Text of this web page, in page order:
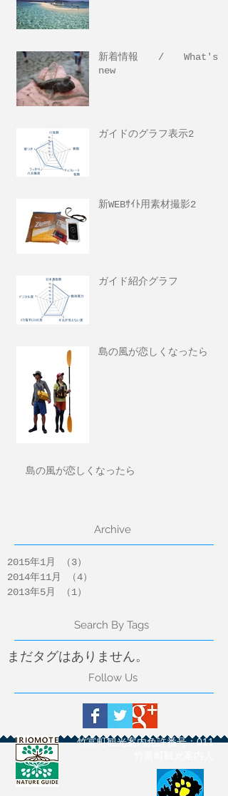
新着情報 / What's
new
ガイドのグラフ表示2
新WEBｻｲﾄ用素材撮影2
ガイド紹介グラフ
島の風が恋しくなったら
島の風が恋しくなったら
Archive
2015年1月 （3）
2014年11月
（4）
2013年5月
（1）
Search By Tags
まだタグはありません。
Follow Us
竹富町観光案内免許番号：011